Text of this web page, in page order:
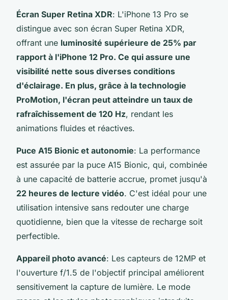
Écran Super Retina XDR: L'iPhone 13 Pro se
distingue avec son écran Super Retina XDR,
offrant une luminosité supérieure de 25% par
rapport à l'iPhone 12 Pro. Ce qui assure une
visibilité nette sous diverses conditions
d'éclairage. En plus, grâce à la technologie
ProMotion, l'écran peut atteindre un taux de
rafraîchissement de 120 Hz, rendant les
animations fluides et réactives.
Puce A15 Bionic et autonomie: La performance
est assurée par la puce A15 Bionic, qui, combinée
à une capacité de batterie accrue, promet jusqu'à
22 heures de lecture vidéo. C'est idéal pour une
utilisation intensive sans redouter une charge
quotidienne, bien que la vitesse de recharge soit
perfectible.
Appareil photo avancé: Les capteurs de 12MP et
l'ouverture f/1.5 de l'objectif principal améliorent
sensitivement la capture de lumière. Le mode